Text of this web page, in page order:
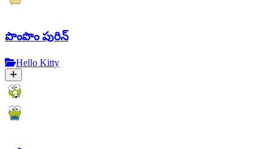
పొంపొం పురిన్
Hello Kitty